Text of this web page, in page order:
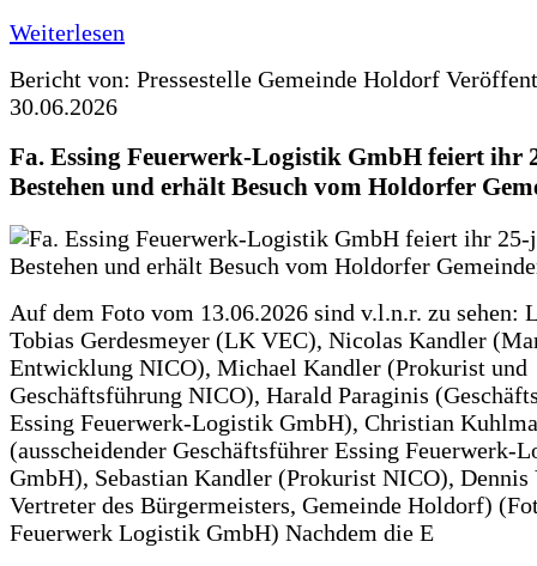
Weiterlesen
Bericht von: Pressestelle Gemeinde Holdorf
30.06.2026
Fa. Essing Feuerwerk-Logistik GmbH feiert ihr
Bestehen und erhält Besuch vom Holdorfer
Auf dem Foto vom 13.06.2026 sind v.l.n.r. zu sehen:
Tobias Gerdesmeyer (LK VEC), Nicolas Kandler
Entwicklung NICO), Michael Kandler (Prokurist und
Geschäftsführung NICO), Harald Paraginis
Essing Feuerwerk-Logistik GmbH), Christian
(ausscheidender Geschäftsführer Essing Feuerwerk-
GmbH), Sebastian Kandler (Prokurist NICO),
Vertreter des Bürgermeisters, Gemeinde Holdorf)
Feuerwerk Logistik GmbH) Nachdem die E